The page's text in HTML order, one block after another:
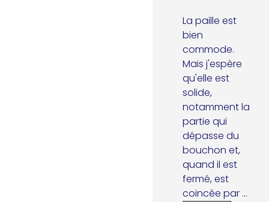
La paille est
bien
commode.
Mais j'espère
qu'elle est
solide,
notamment la
partie qui
dépasse du
bouchon et,
quand il est
fermé, est
coincée par ...